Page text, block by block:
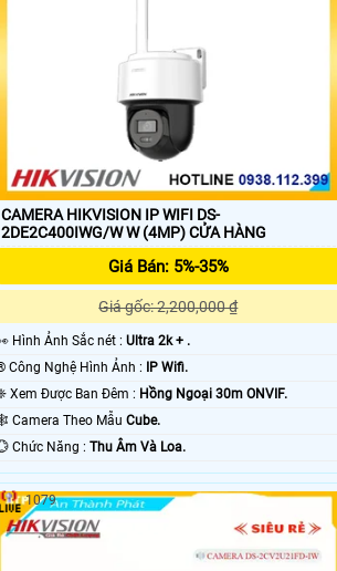
CAMERA HIKVISION IP WIFI DS-
2DE2C400IWG/W W (4MP) CỬA HÀNG
Giá Bán: 5%-35%
Giá gốc: 2,200,000 ₫
️👀 Hình Ảnh Sắc nét : Ultra 2k + .
®️ Công Nghệ Hình Ảnh :
IP Wifi.
❈ Xem Được Ban Đêm : Hồng Ngoại 30m ONVIF.
🕸️ Camera Theo Mẫu Cube.
️💮 Chức Năng : Thu Âm Và Loa.
1079